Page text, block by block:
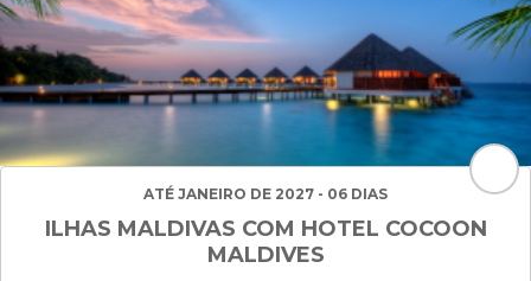
ATÉ JANEIRO DE 2027 - 06 DIAS
ILHAS MALDIVAS COM HOTEL COCOON
MALDIVES